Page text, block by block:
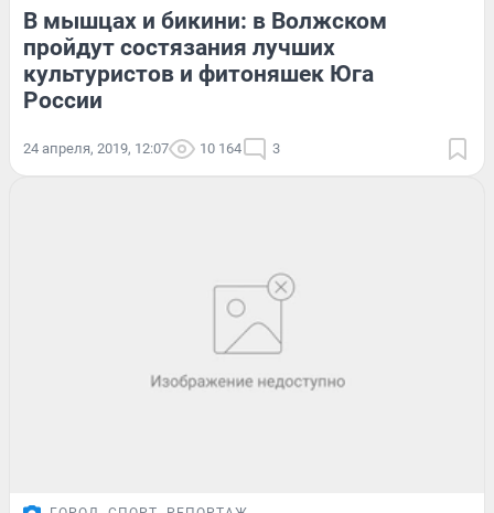
В мышцах и бикини: в Волжском
пройдут состязания лучших
культуристов и фитоняшек Юга
России
24 апреля, 2019, 12:07 10 164 3